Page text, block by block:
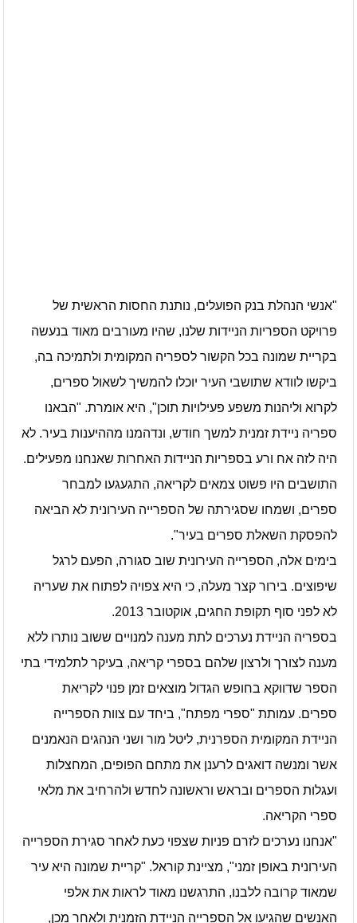
"אנשי הנהלת בנק הפועלים, נותנת החסות הראשית של
פרויקט הספריות הניידות שלנו, שהיו מעורבים מאוד בנעשה
בקריית שמונה בכל הקשור לספריה המקומית ולתמיכה בה,
ביקשו לוודא שתושבי העיר יוכלו להמשיך לשאול ספרים,
לקרוא וליהנות משפע פעילויות תוכן", היא אומרת. "הבאנו
ספריה ניידת זמנית למשך חודש, ונדהמנו מההיענות בעיר. לא
היה לזה אח ורע בספריות הניידות האחרות שאנחנו מפעילים.
התושבים היו פשוט צמאים לקריאה, התגעגעו למבחר
ספרים, ושמחו שסגירתה של הספרייה העירונית לא הביאה
להפסקת השאלת ספרים בעיר".
בימים אלה, הספרייה העירונית שוב סגורה, הפעם לרגל
שיפוצים. בירור קצר מעלה, כי היא צפויה לפתוח את שעריה
לא לפני סוף תקופת החגים, אוקטובר 2013.
בספריה הניידת נערכים לתת מענה למנויים ששוב נותרו ללא
מענה לצורך ולרצון שלהם בספרי קריאה, בעיקר לתלמידי בתי
הספר שדווקא בחופש הגדול מוצאים זמן פנוי לקריאת
ספרים. עמותת "ספרי מפתח", ביחד עם צוות הספרייה
הניידת המקומית הספרנית, ליטל מור ושני הנהגים הנאמנים
אשר ומנשה דואגים לרענן את מתחם הפופים, המחצלות
ועגלות הספרים ובראש וראשונה לחדש ולהרחיב את מלאי
ספרי הקריאה.
"אנחנו נערכים לזרם פניות שצפוי כעת לאחר סגירת הספרייה
העירונית באופן זמני", מציינת קוראל. "קריית שמונה היא עיר
שמאוד קרובה ללבנו, התרגשנו מאוד לראות את אלפי
האנשים שהגיעו אל הספרייה הניידת הזמנית ולאחר מכן,